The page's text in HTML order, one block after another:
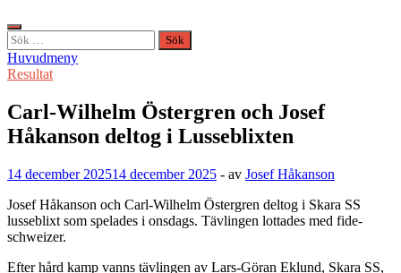
Sök
efter:
Huvudmeny
Resultat
Carl-Wilhelm Östergren och Josef
Håkanson deltog i Lusseblixten
14 december 202514 december 2025 - av Josef Håkanson
Josef Håkanson och Carl-Wilhelm Östergren deltog i Skara SS
lusseblixt som spelades i onsdags. Tävlingen lottades med fide-
schweizer.
Efter hård kamp vanns tävlingen av Lars-Göran Eklund, Skara SS,